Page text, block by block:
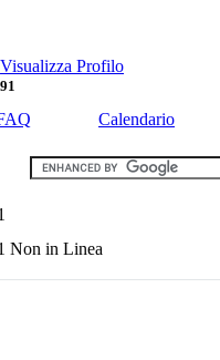
Visualizza Profilo
Calendario